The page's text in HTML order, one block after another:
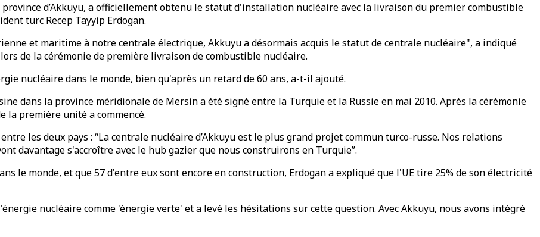
d’Akkuyu, a officiellement obtenu le statut d'installation nucléaire avec la livraison du premier combustible
turc Recep Tayyip Erdogan.
et maritime à notre centrale électrique, Akkuyu a désormais acquis le statut de centrale nucléaire", a indiqué
de la cérémonie de première livraison de combustible nucléaire.
nucléaire dans le monde, bien qu'après un retard de 60 ans, a-t-il ajouté.
dans la province méridionale de Mersin a été signé entre la Turquie et la Russie en mai 2010. Après la cérémonie
la première unité a commencé.
les deux pays : “La centrale nucléaire d’Akkuyu est le plus grand projet commun turco-russe. Nos relations
davantage s'accroître avec le hub gazier que nous construirons en Turquie”.
le monde, et que 57 d'entre eux sont encore en construction, Erdogan a expliqué que l'UE tire 25% de son électricité
nucléaire comme 'énergie verte' et a levé les hésitations sur cette question. Avec Akkuyu, nous avons intégré